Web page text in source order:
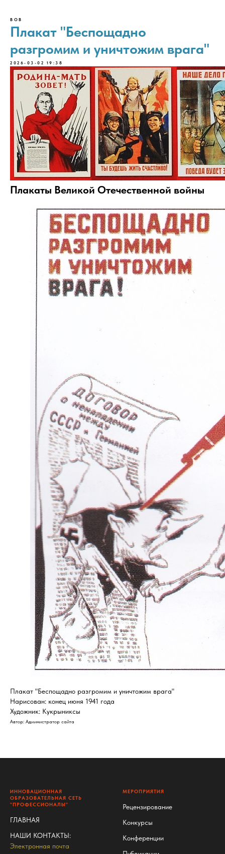
ВОВ
Плакат "Беспощадно
разгромим и уничтожим врага"
2026-03-02 19:38
Плакаты Великой Отечественной войны
Плакат "Беспощадно разгромим и уничтожим врага"
Нарисован: конец июня 1941 года
Художник: Кукрыниксы
Автор: Администратор сайта
ИННОВАЦИОННАЯ
ОБРАЗОВАТЕЛЬНАЯ СЕТЬ
"ПРОФЕССИОНАЛЫ"
ГЛАВНАЯ
НАШИ КОНТАКТЫ:
Электронная почта
МЕРОПРИЯТИЯ
Рецензирование
Конкурсы
Конференции